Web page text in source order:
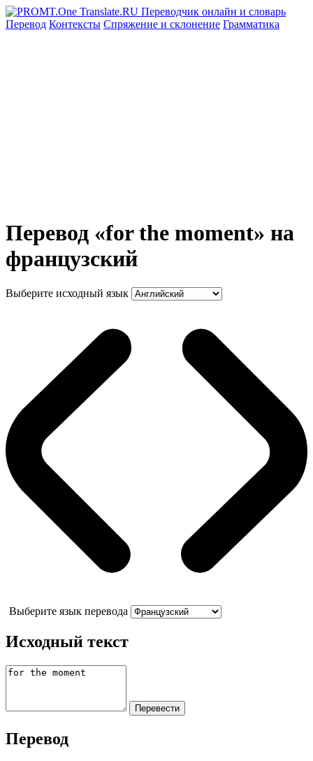
Перевод Контексты Спряжение и склонение Грамматика
Перевод «for the moment» на
французский
Выберите исходный язык
Выберите язык перевода
Исходный текст
Перевод